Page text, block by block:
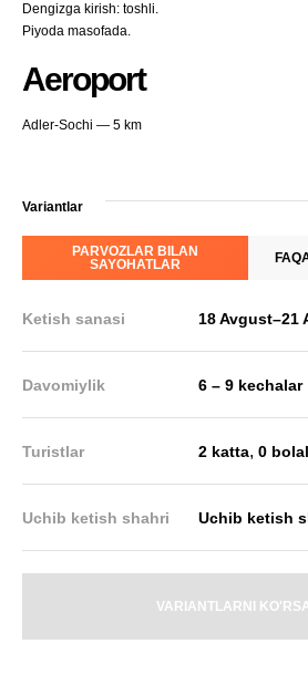
Dengizga kirish: toshli.
Piyoda masofada.
Aeroport
Adler-Sochi — 5 km
Variantlar
PARVOZLAR BILAN
SAYOHATLAR
Ketish sanasi 18 Avgust–21
Davomiylik 6 – 9 kechalar
Turistlar 2 katta,0
Uchib ketish shahri Uchib ketish
VARIANTLARNI